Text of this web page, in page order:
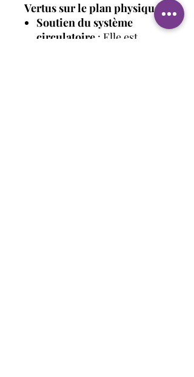
Vertus sur le plan physique :
Soutien du système
circulatoire : Elle est